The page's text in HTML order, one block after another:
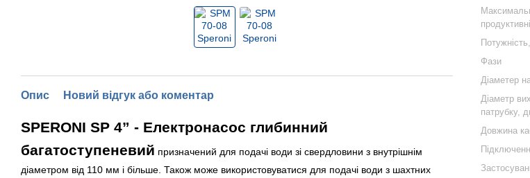
Опис Новий відгук або коментар
SPERONI SP 4” - Електронасос глибинний
багатоступеневий призначений для подачі води зі свердловини з внутрішнім
діаметром від 110 мм і більше. Також може використовуватися для подачі води з шахтних
Фази
Діаметер
Діаметр
патрубку,
Довжина